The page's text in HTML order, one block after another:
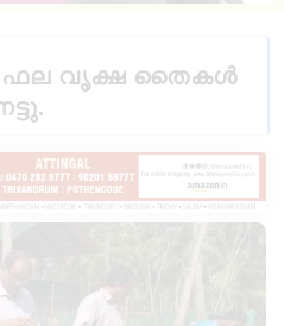
ഫല വൃക്ഷ തൈകൾ